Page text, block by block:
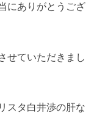
にありがとうござ
せていただきまし
スタ白井渉の肝な